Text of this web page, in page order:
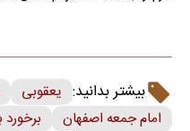
بیشتر بدانید: یعقوبی
امام جمعه اصفهان
برخورد